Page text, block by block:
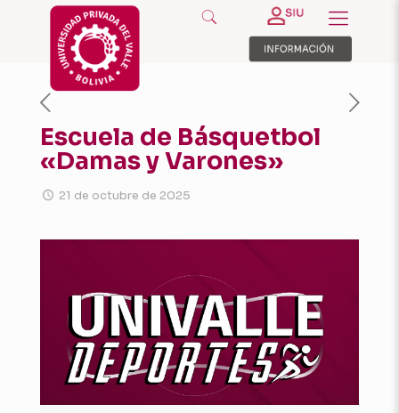
Escuela de Básquetbol
«Damas y Varones»
21 de octubre de 2025